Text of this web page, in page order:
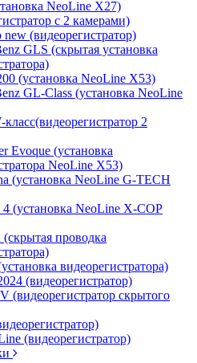
NeoLine X27)
с 2 камерами)
(видеорегистратор)
GLS (скрытая установка
(установка NeoLine X53)
GL-Class (установка NeoLine
класс(видеорегистратор 2
Evoque (установка
NeoLine X53)
(установка NeoLine G-TECH
4 (установка NeoLine X-COP
проводка
видеорегистратора)
(видеорегистратор)
(видеорегистратор скрытого
(видеорегистратор)